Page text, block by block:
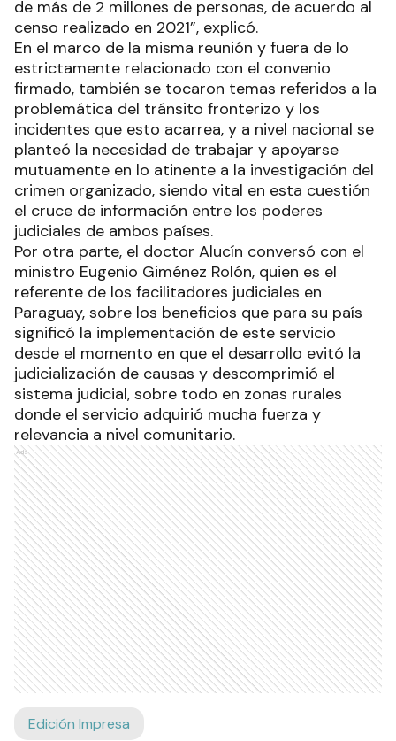
de más de 2 millones de personas, de acuerdo al
censo realizado en 2021”, explicó.
En el marco de la misma reunión y fuera de lo
estrictamente relacionado con el convenio
firmado, también se tocaron temas referidos a la
problemática del tránsito fronterizo y los
incidentes que esto acarrea, y a nivel nacional se
planteó la necesidad de trabajar y apoyarse
mutuamente en lo atinente a la investigación del
crimen organizado, siendo vital en esta cuestión
el cruce de información entre los poderes
judiciales de ambos países.
Por otra parte, el doctor Alucín conversó con el
ministro Eugenio Giménez Rolón, quien es el
referente de los facilitadores judiciales en
Paraguay, sobre los beneficios que para su país
significó la implementación de este servicio
desde el momento en que el desarrollo evitó la
judicialización de causas y descomprimió el
sistema judicial, sobre todo en zonas rurales
donde el servicio adquirió mucha fuerza y
relevancia a nivel comunitario.
Ads
Edición Impresa